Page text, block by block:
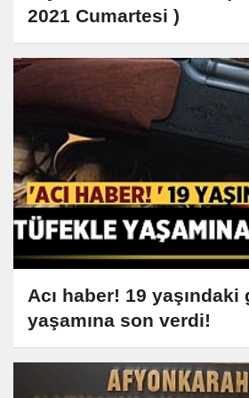
2021 Cumartesi )
Acı haber! 19 yaşındaki
yaşamına son verdi!